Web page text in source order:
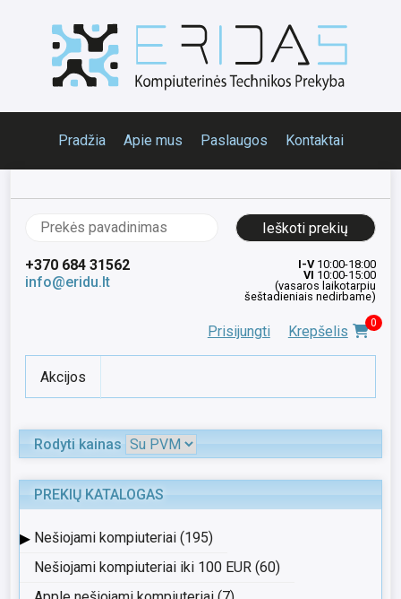
Pradžia Apie mus Paslaugos Kontaktai
Ieškoti:
+370 684 31562
info@eridu.lt
I-V10:00-18:00
VI 10:00-15:00
(vasaros laikotarpiu
šeštadieniais nedirbame)
Prisijungti Krepšelis 0
Akcijos
Rodyti kainas
PREKIŲ KATALOGAS
▸ Nešiojami kompiuteriai (195)
Nešiojami kompiuteriai iki 100 EUR (60)